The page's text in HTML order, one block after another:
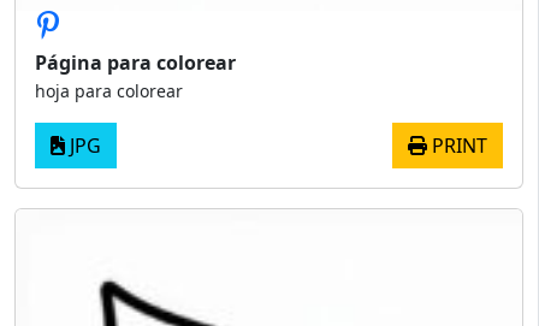
Página para colorear
hoja para colorear
JPG PRINT